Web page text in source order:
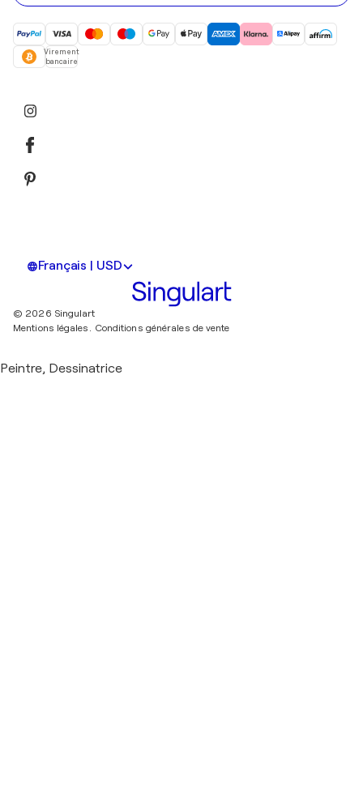
Virement
bancaire
Français | USD
© 2026 Singulart
Mentions légales. Conditions générales de vente
Peintre, Dessinatrice